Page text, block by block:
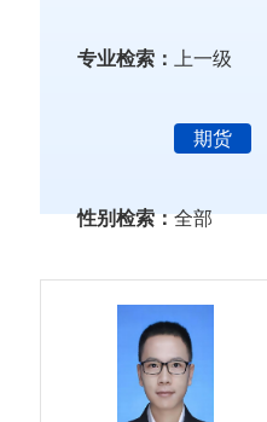
专业检索： 上一级
期货
性别检索：全部